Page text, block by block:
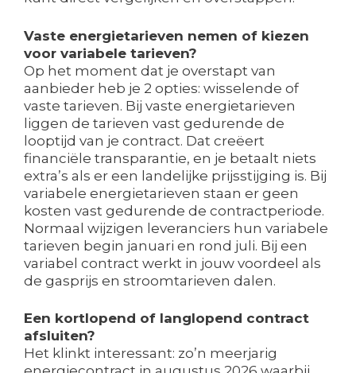
Vaste energietarieven nemen of kiezen
voor variabele tarieven?
Op het moment dat je overstapt van
aanbieder heb je 2 opties: wisselende of
vaste tarieven. Bij vaste energietarieven
liggen de tarieven vast gedurende de
looptijd van je contract. Dat creëert
financiële transparantie, en je betaalt niets
extra’s als er een landelijke prijsstijging is. Bij
variabele energietarieven staan er geen
kosten vast gedurende de contractperiode.
Normaal wijzigen leveranciers hun variabele
tarieven begin januari en rond juli. Bij een
variabel contract werkt in jouw voordeel als
de gasprijs en stroomtarieven dalen.
Een kortlopend of langlopend contract
afsluiten?
Het klinkt interessant: zo’n meerjarig